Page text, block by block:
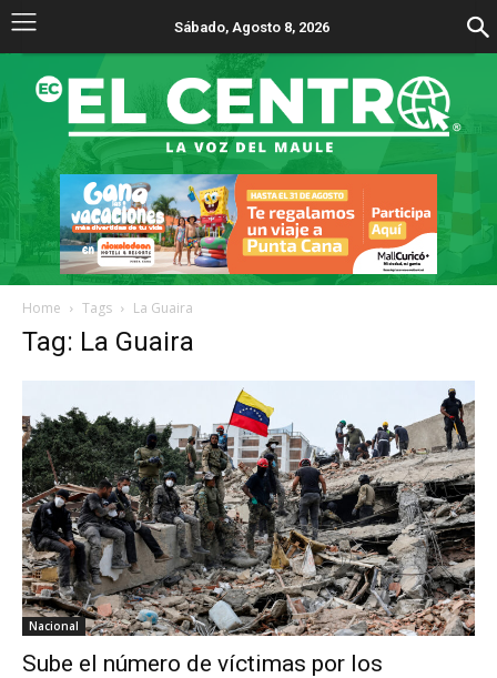
Sábado, Agosto 8, 2026
Home Tags La Guaira
Tag: La Guaira
Nacional
Sube el número de víctimas por los